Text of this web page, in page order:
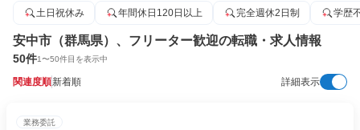
土日祝休み
年間休日120日以上 完全週休2日制 学歴
安中市（群馬県）、フリーター歓迎の転職・求人情報
50件1〜50件目を表示中
関連度順新着順 詳細表示
業務委託